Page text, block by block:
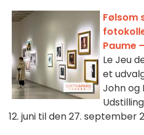
Følsom
Paume
Le Jeu
et
John og
12. juni til den 27. september